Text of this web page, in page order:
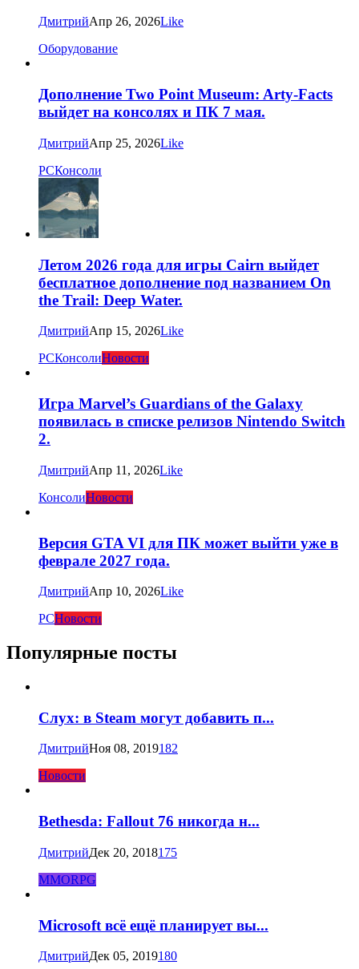
ДмитрийАпр 26, 2026Like
Оборудование
Дополнение Two Point Museum: Arty-Facts
выйдет на консолях и ПК 7 мая.
ДмитрийАпр 25, 2026Like
PCКонсоли
Летом 2026 года для игры Cairn выйдет
бесплатное дополнение под названием On
the Trail: Deep Water.
ДмитрийАпр 15, 2026Like
PCКонсолиНовости
Игра Marvel’s Guardians of the Galaxy
появилась в списке релизов Nintendo Switch
2.
ДмитрийАпр 11, 2026Like
КонсолиНовости
Версия GTA VI для ПК может выйти уже в
феврале 2027 года.
ДмитрийАпр 10, 2026Like
PCНовости
Популярные посты
Слух: в Steam могут добавить п...
ДмитрийНоя 08, 2019182
Новости
Bethesda: Fallout 76 никогда н...
ДмитрийДек 20, 2018175
MMORPG
Microsoft всё ещё планирует вы...
ДмитрийДек 05, 2019180